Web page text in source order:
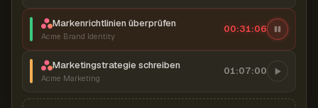
Markenrichtlinien überprüfen
Acme Brand Identity
00:31:07
Marketingstrategie schreiben
Acme Marketing
01:07:00